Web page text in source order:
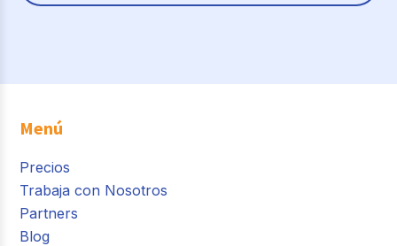
Menú
Precios
Trabaja con Nosotros
Partners
Blog